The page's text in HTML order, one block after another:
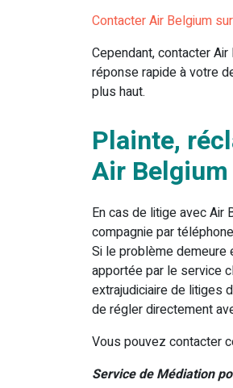
Contacter Air Belgium
Cependant, contacter
réponse rapide à votre
plus haut.
Plainte,
Air Belgium
En cas de litige avec
compagnie par
Si le problème demeure
apportée par le service
extrajudiciaire de litiges
de régler directement
Vous pouvez contacter
Service de Médiation